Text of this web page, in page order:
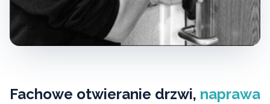
Fachowe otwieranie drzwi, naprawa